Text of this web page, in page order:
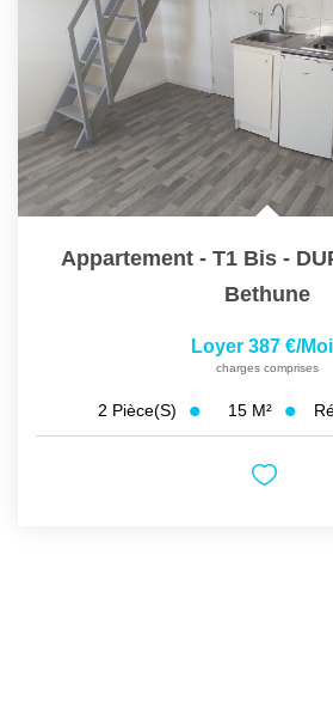
Appartement - T1 Bis -
Bethune
Loyer 387 €/
charges comprises
2 Pièce(s) 15 M²